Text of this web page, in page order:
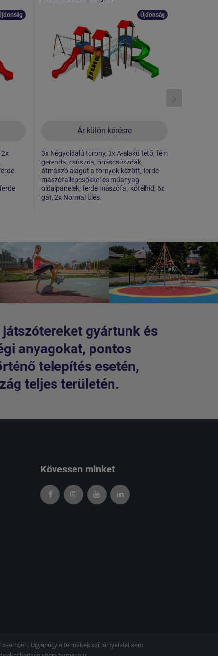
2x
Ár külön kérésre
Újdonság
3x Négyoldalú torony, 3x A-alakú tető, fém
gerenda, csúszda, óriáscsúszdák,
átmászó alagút a tornyok között, ferde
mászófallépcsőkkel és műanyag
oldalpanelek, ferde mászófal, kötélhíd, 6x
gát, 2x Normal Ülés.
gyártunk és
anyagokat, pontos
telepítés esetén,
teljes területén.
Kövessen minket
Ugyanúgy a termékek színárnyalatai sem